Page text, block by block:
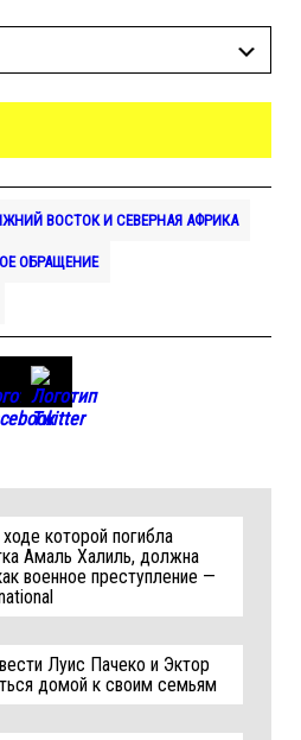
ВОСТОК И СЕВЕРНАЯ АФРИКА
ОБРАЩЕНИЕ
которой погибла
Амаль Халиль, должна
военное преступление —
Луис Пачеко и Эктор
домой к своим семьям